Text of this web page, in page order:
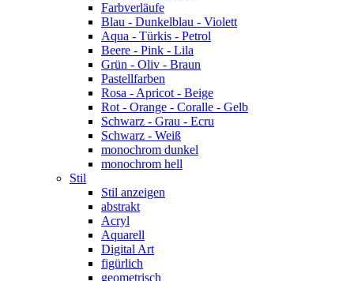
Farbverläufe
Blau - Dunkelblau - Violett
Aqua - Türkis - Petrol
Beere - Pink - Lila
Grün - Oliv - Braun
Pastellfarben
Rosa - Apricot - Beige
Rot - Orange - Coralle - Gelb
Schwarz - Grau - Ecru
Schwarz - Weiß
monochrom dunkel
monochrom hell
Stil
Stil anzeigen
abstrakt
Acryl
Aquarell
Digital Art
figürlich
geometrisch